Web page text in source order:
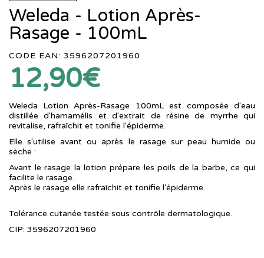
Weleda - Lotion Après-
Rasage - 100mL
CODE EAN: 3596207201960
12,90€
Weleda Lotion Après-Rasage 100mL est composée d'eau
distillée d'hamamélis et d'extrait de résine de myrrhe qui
revitalise, rafraîchit et tonifie l'épiderme.
Elle s'utilise avant ou après le rasage sur peau humide ou
sèche :
Avant le rasage la lotion prépare les poils de la barbe, ce qui
facilite le rasage.
Après le rasage elle rafraîchit et tonifie l'épiderme.
Tolérance cutanée testée sous contrôle dermatologique.
CIP: 3596207201960